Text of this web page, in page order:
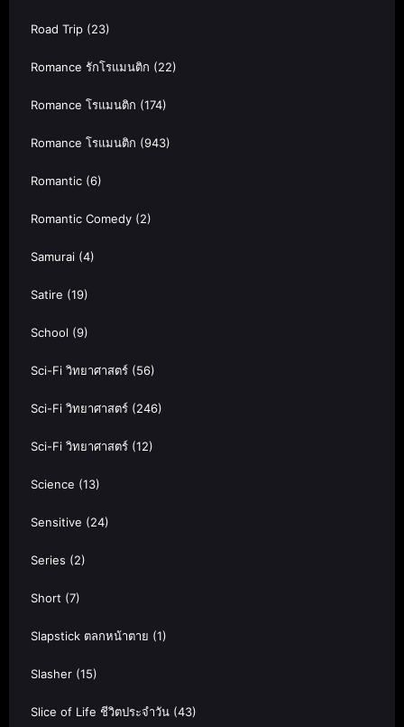
Road Trip (23)
Romance รักโรแมนติก (22)
Romance โรแมนติก (174)
Romance โรแมนติก (943)
Romantic (6)
Romantic Comedy (2)
Samurai (4)
Satire (19)
School (9)
Sci-Fi วิทยาศาสตร์ (56)
Sci-Fi วิทยาศาสตร์ (246)
Sci-Fi วิทยาศาสตร์ (12)
Science (13)
Sensitive (24)
Series (2)
Short (7)
Slapstick ตลกหน้าตาย (1)
Slasher (15)
Slice of Life ชีวิตประจำวัน (43)